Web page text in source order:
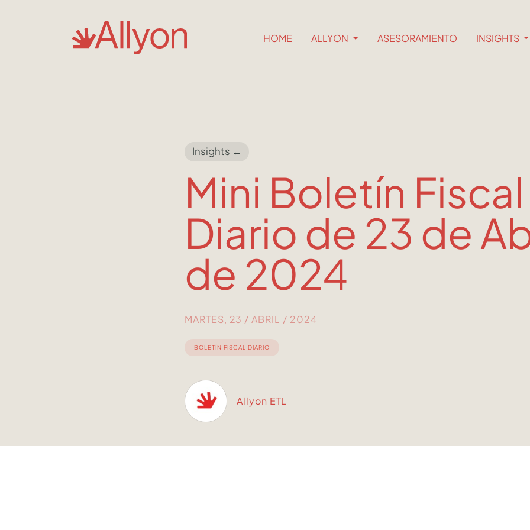
HOME ALLYON ASESORAMIENTO INSIGHTS
Insights ←
Mini Boletín Fiscal
Diario de 23 de
de 2024
MARTES, 23 / ABRIL / 2024
BOLETÍN FISCAL DIARIO
Allyon ETL